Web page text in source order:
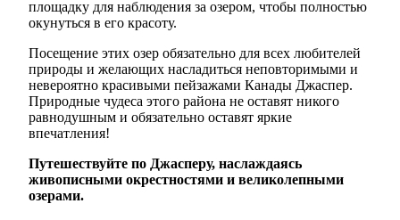
площадку для наблюдения за озером, чтобы полностью
окунуться в его красоту.
Посещение этих озер обязательно для всех любителей
природы и желающих насладиться неповторимыми и
невероятно красивыми пейзажами Канады Джаспер.
Природные чудеса этого района не оставят никого
равнодушным и обязательно оставят яркие
впечатления!
Путешествуйте по Джасперу, наслаждаясь
живописными окрестностями и великолепными
озерами.